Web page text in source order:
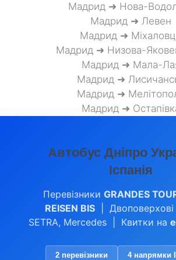
Мадрид ➜ Нова-
Мадрид ➜ Левен
Мадрид ➜
Мадрид ➜ Низова-
Мадрид ➜ Мала-
Мадрид ➜
Мадрид ➜
Мадрид ➜
Автобус Дніпро
Іспанія
Перевізники GRANDES
REISEN BIS | Двоповерхові
SETRA, Mercedes | Квитки на
2 перевізники 4 напрямки